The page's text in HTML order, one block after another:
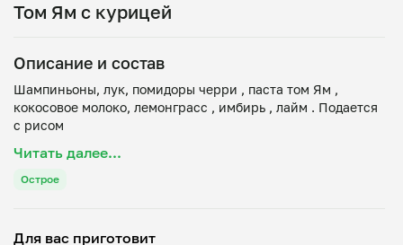
Том Ям с курицей
Описание и состав
Шампиньоны, лук, помидоры черри , паста том Ям ,
кокосовое молоко, лемонграсс , имбирь , лайм . Подается
Читать далее...
Острое
Для вас приготовит